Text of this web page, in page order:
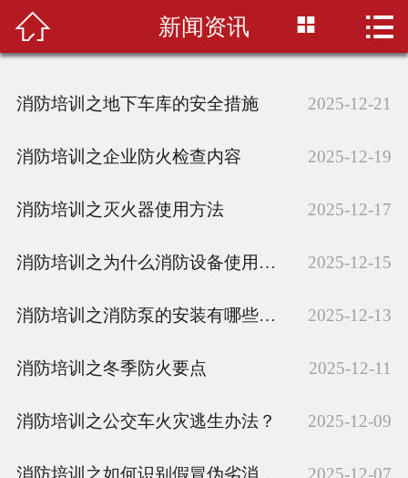
 首页
学校环境
培训案例
培训课程
资讯公告
 新闻资讯  
消防培训之地下车库的安全措施 2025-12-21
消防培训之企业防火检查内容 2025-12-19
消防培训之灭火器使用方法 2025-12-17
消防培训之为什么消防设备使用寿命会短 2025-12-15
消防培训之消防泵的安装有哪些要求 2025-12-13
消防培训之冬季防火要点 2025-12-11
消防培训之公交车火灾逃生办法？ 2025-12-09
消防培训之如何识别假冒伪劣消防产品？ 2025-12-07